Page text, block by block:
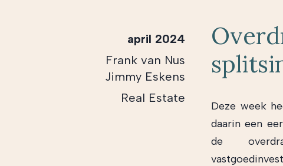
Deze week
daarin een
de
april 2024
Frank van Nus
Jimmy Eskens
Real Estate